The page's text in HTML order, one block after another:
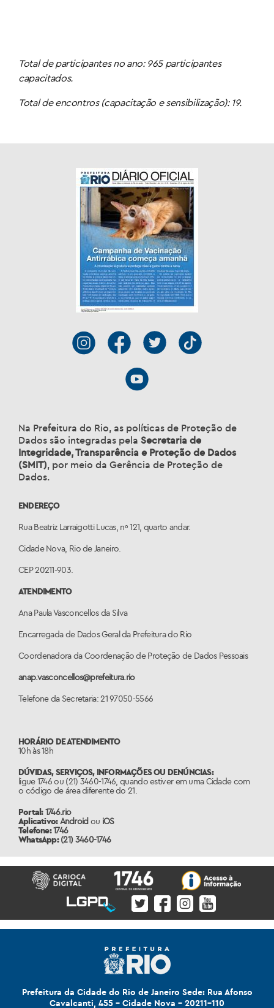
Total de participantes no ano: 965 participantes
capacitados.
Total de encontros (capacitação e sensibilização): 19.
Na Prefeitura do Rio, as políticas de Proteção de
Dados são integradas pela Secretaria de
Integridade, Transparência e Proteção de Dados
(SMIT), por meio da Gerência de Proteção de
Dados.
ENDEREÇO
Rua Beatriz Larraigotti Lucas, nº 121, quarto andar.
Cidade Nova, Rio de Janeiro.
CEP 20211-903.
ATENDIMENTO
Ana Paula Vasconcellos da Silva
Encarregada de Dados Geral da Prefeitura do Rio
Coordenadora da Coordenação de Proteção de Dados Pessoais
anap.vasconcellos@prefeitura.rio
Telefone da Secretaria: 21 97050-5566
HORÁRIO DE ATENDIMENTO
10h às 18h
DÚVIDAS, SERVIÇOS, INFORMAÇÕES OU DENÚNCIAS:
ligue 1746 ou (21) 3460-1746, quando estiver em uma Cidade com
o código de área diferente do 21.
Portal:1746.rio
Aplicativo: Android ou iOS
Telefone:1746
WhatsApp: (21) 3460-1746
Prefeitura da Cidade do Rio de Janeiro Sede: Rua Afonso
Cavalcanti, 455 - Cidade Nova - 20211-110